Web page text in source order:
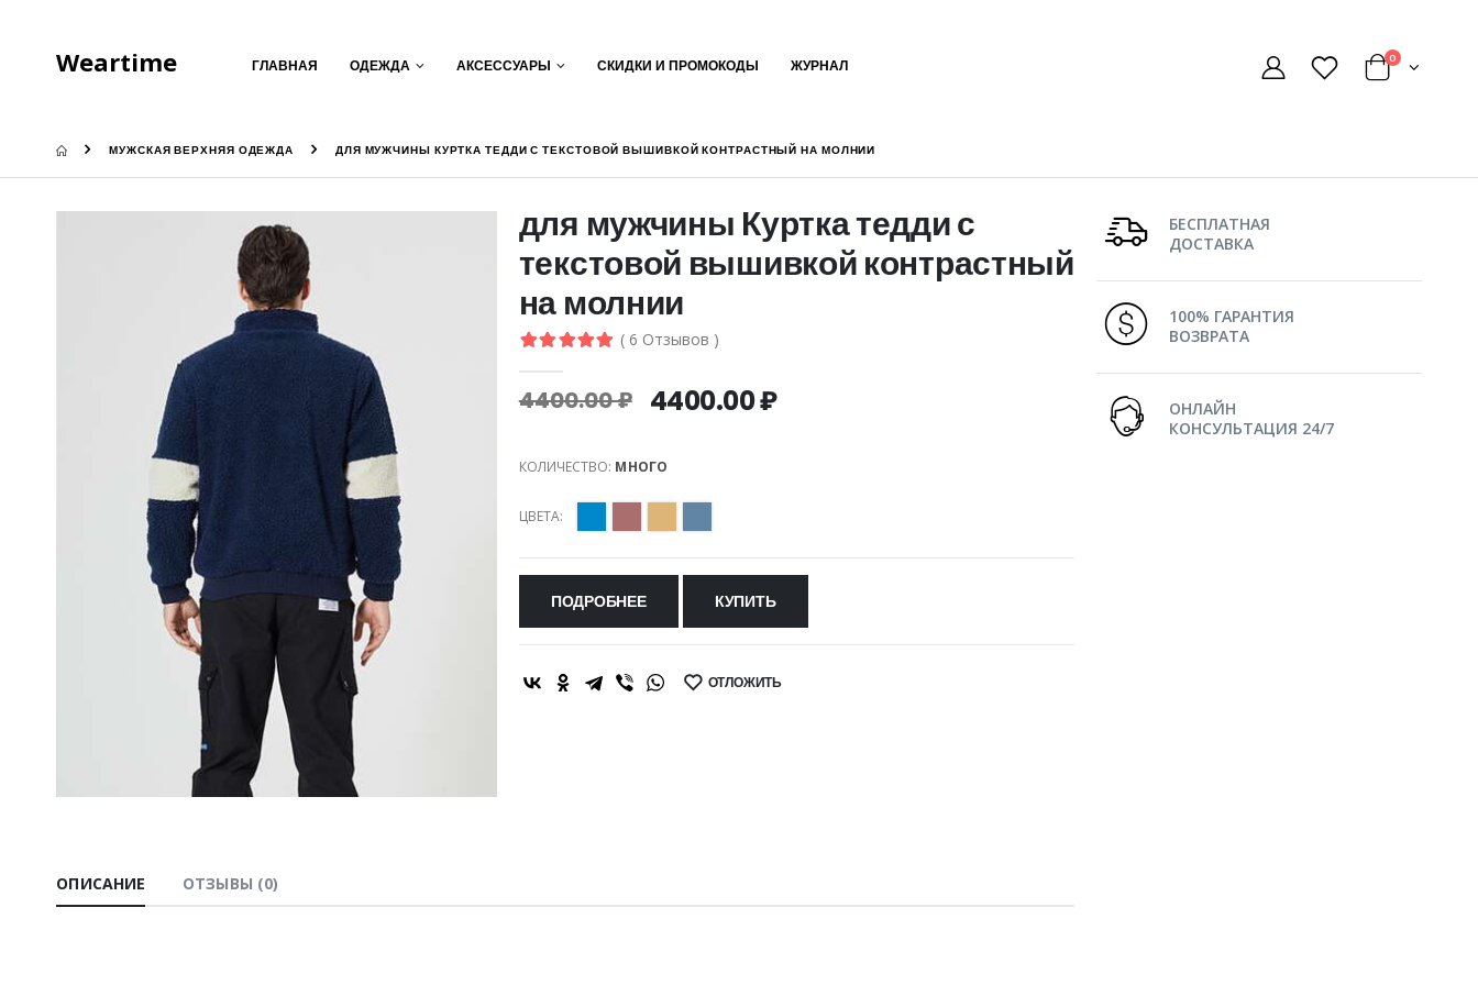
Weartime ГЛАВНАЯ ОДЕЖДА АКСЕССУАРЫ СКИДКИ И ПРОМОКОДЫ ЖУРНАЛ 0
МУЖСКАЯ ВЕРХНЯЯ ОДЕЖДА ДЛЯ МУЖЧИНЫ КУРТКА ТЕДДИ С ТЕКСТОВОЙ ВЫШИВКОЙ КОНТРАСТНЫЙ НА МОЛНИИ
для мужчины Куртка тедди с
текстовой вышивкой контрастный
на молнии
( 6 Отзывов )
4400.00 ₽ 4400.00 ₽
КОЛИЧЕСТВО: МНОГО
ЦВЕТА:
ПОДРОБНЕЕ КУПИТЬ
SHARE: ОТЛОЖИТЬ
ОПИСАНИЕ ОТЗЫВЫ (0)
БЕСПЛАТНАЯ
ДОСТАВКА
100% ГАРАНТИЯ
ВОЗВРАТА
ОНЛАЙН
КОНСУЛЬТАЦИЯ 24/7